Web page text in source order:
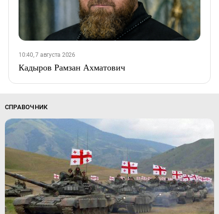
10:40, 7 августа 2026
Кадыров Рамзан Ахматович
СПРАВОЧНИК